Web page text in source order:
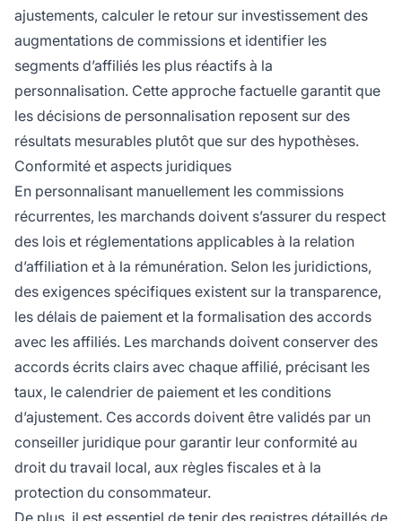
ajustements, calculer le retour sur investissement des
augmentations de commissions et identifier les
segments d’affiliés les plus réactifs à la
personnalisation. Cette approche factuelle garantit que
les décisions de personnalisation reposent sur des
résultats mesurables plutôt que sur des hypothèses.
Conformité et aspects juridiques
En personnalisant manuellement les commissions
récurrentes, les marchands doivent s’assurer du respect
des lois et réglementations applicables à la relation
d’affiliation et à la rémunération. Selon les juridictions,
des exigences spécifiques existent sur la transparence,
les délais de paiement et la formalisation des accords
avec les affiliés. Les marchands doivent conserver des
accords écrits clairs avec chaque affilié, précisant les
taux, le calendrier de paiement et les conditions
d’ajustement. Ces accords doivent être validés par un
conseiller juridique pour garantir leur conformité au
droit du travail local, aux règles fiscales et à la
protection du consommateur.